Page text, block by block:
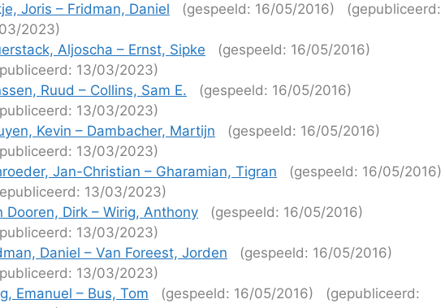
Joris – Fridman, Daniel
(gespeeld: 16/05/2016)
(gepubliceerd:
2023)
Aljoscha – Ernst, Sipke
(gespeeld: 16/05/2016)
13/03/2023)
Ruud – Collins, Sam E.
(gespeeld: 16/05/2016)
13/03/2023)
Kevin – Dambacher, Martijn
(gespeeld: 16/05/2016)
13/03/2023)
Jan-Christian – Gharamian, Tigran
(gespeeld: 16/05/2016)
13/03/2023)
Dooren, Dirk – Wirig, Anthony
(gespeeld: 16/05/2016)
13/03/2023)
Daniel – Van Foreest, Jorden
(gespeeld: 16/05/2016)
13/03/2023)
Emanuel – Bus, Tom
(gespeeld: 16/05/2016)
(gepubliceerd: